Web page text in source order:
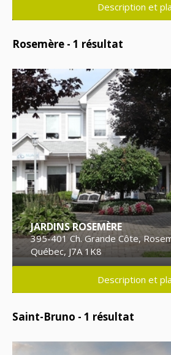
Description et
Rosemère - 1 résultat
JARDINS ROSEMÈRE
395-401 Ch. Grande Côte,
Québec, J7A 1K8
Description et
Saint-Bruno - 1 résultat